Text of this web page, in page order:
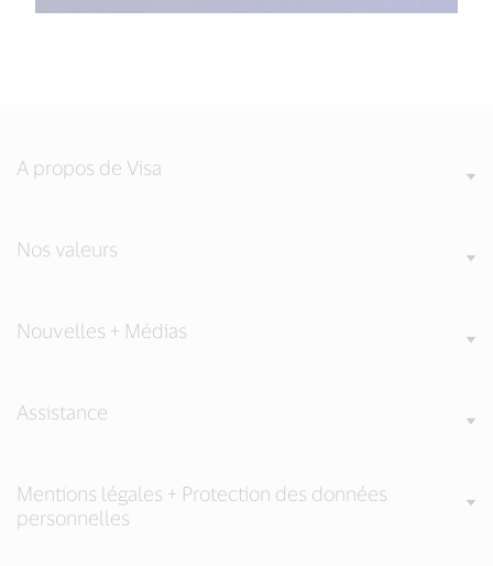
A propos de Visa
Nos valeurs
Nouvelles + Médias
Assistance
Mentions légales + Protection des données
personnelles